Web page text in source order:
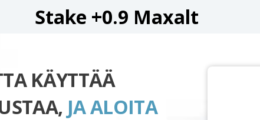
Stake +0.9 Maxalt
KÄYTTÄÄ
JA ALOITA